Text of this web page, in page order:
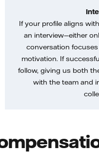
If your profile aligns
an interview—either
conversation
motivation. If
follow, giving us both
with the team and